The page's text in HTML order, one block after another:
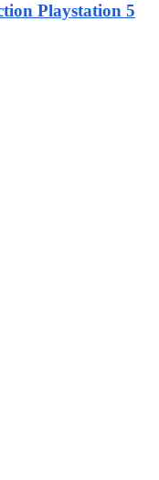
Playstation 5